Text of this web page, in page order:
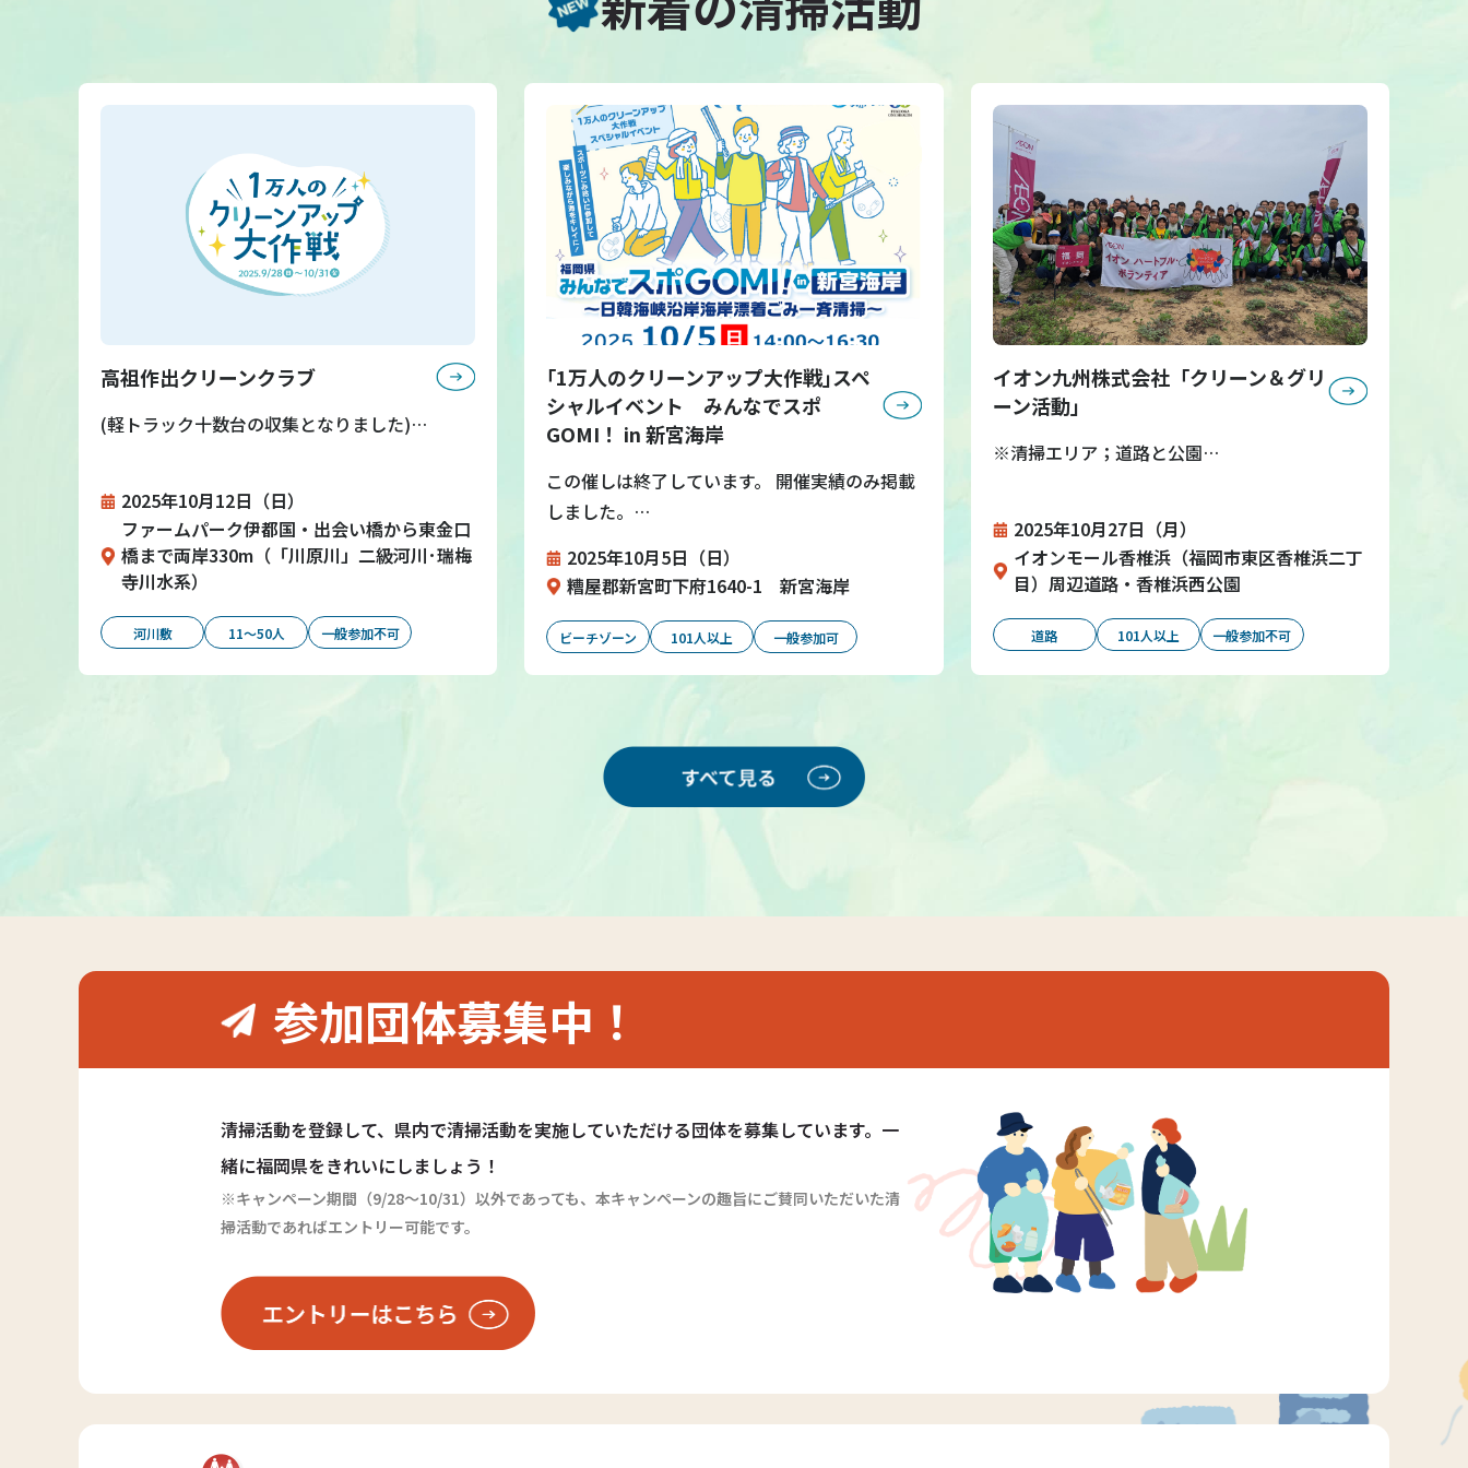
高祖作出クリーンクラブ
(軽トラック十数台の収集となりました)…
2025年10月12日（日）
ファームパーク伊都国・出会い橋から東金口
橋まで両岸330m（「川原川」二級河川･瑞梅
寺川水系）
河川敷 11～50人 一般参加不可
｢1万人のクリーンアップ大作戦｣スペ
シャルイベント みんなでスポ
GOMI！ in 新宮海岸
この催しは終了しています。 開催実績のみ掲載
しました。…
2025年10月5日（日）
糟屋郡新宮町下府1640-1 新宮海岸
ビーチゾーン 101人以上 一般参加可
イオン九州株式会社「クリーン＆グリ
ーン活動」
※清掃エリア；道路と公園…
2025年10月27日（月）
イオンモール香椎浜（福岡市東区香椎浜二丁
目）周辺道路・香椎浜西公園
道路 101人以上 一般参加不可
参加団体募集中！
清掃活動を登録して、県内で清掃活動を実施していただける団体を募集しています。一
緒に福岡県をきれいにしましょう！
※キャンペーン期間（9/28～10/31）以外であっても、本キャンペーンの趣旨にご賛同いただいた清
掃活動であればエントリー可能です。